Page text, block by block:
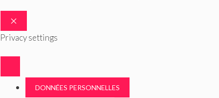
FERMER
Privacy settings
DONNÉES PERSONNELLES